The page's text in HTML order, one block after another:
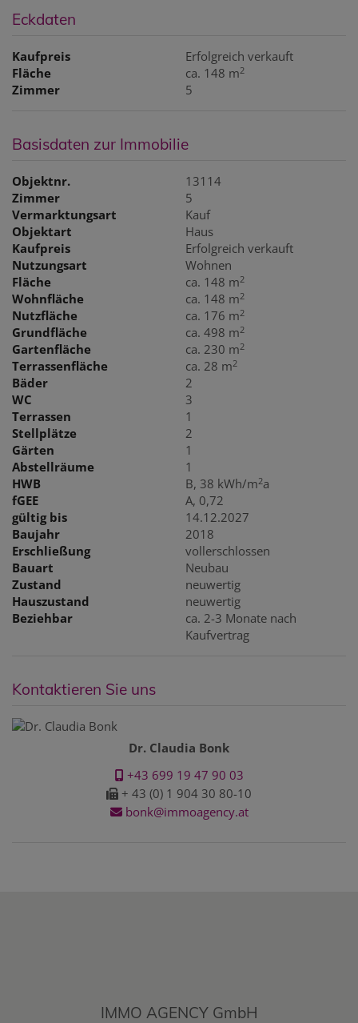
Eckdaten
Kaufpreis
Erfolgreich verkauft
Fläche
ca. 148 m2
Zimmer 5
Basisdaten zur Immobilie
Objektnr.
13114
Zimmer
5
Vermarktungsart
Kauf
Objektart
Haus
Kaufpreis
Erfolgreich verkauft
Nutzungsart
Wohnen
Fläche
ca. 148 m2
Wohnfläche ca. 148 m2
Nutzfläche ca. 176 m2
Grundfläche ca. 498 m2
Gartenfläche ca. 230 m2
Terrassenfläche ca. 28 m2
Bäder
2
WC
3
Terrassen
1
Stellplätze
2
Gärten
1
Abstellräume
1
HWB
B, 38 kWh/m2a
fGEE
A, 0,72
gültig bis
14.12.2027
Baujahr
2018
Erschließung
vollerschlossen
Bauart
Neubau
Zustand
neuwertig
Hauszustand
neuwertig
Beziehbar
ca. 2-3 Monate nach
Kaufvertrag
Kontaktieren Sie uns
Dr. Claudia Bonk
+43 699 19 47 90 03
+ 43 (0) 1 904 30 80-10
bonk@immoagency.at
IMMO AGENCY GmbH